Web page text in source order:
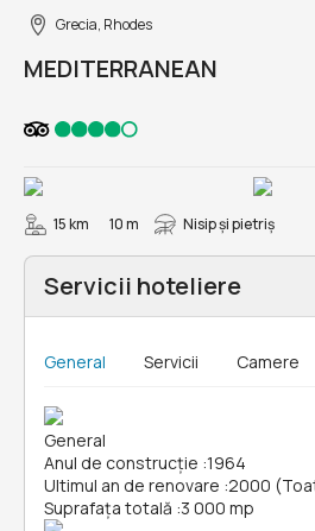
Grecia, Rhodes
MEDITERRANEAN
15 km 10 m Nisip și pietriş
Servicii hoteliere
General Servicii Camere
General
Anul de construcție :1964
Ultimul an de renovare :2000
Suprafața totală :3 000 mp